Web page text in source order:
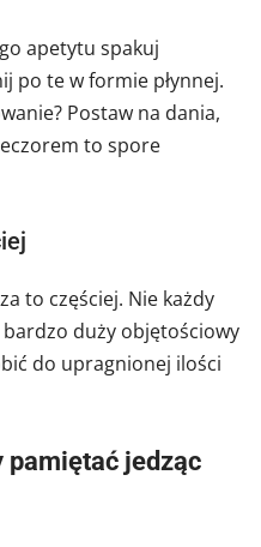
apetytu spakuj
po te w formie płynnej.
Postaw na dania,
to spore
to częściej. Nie każdy
duży objętościowy
do upragnionej ilości
pamiętać jedząc